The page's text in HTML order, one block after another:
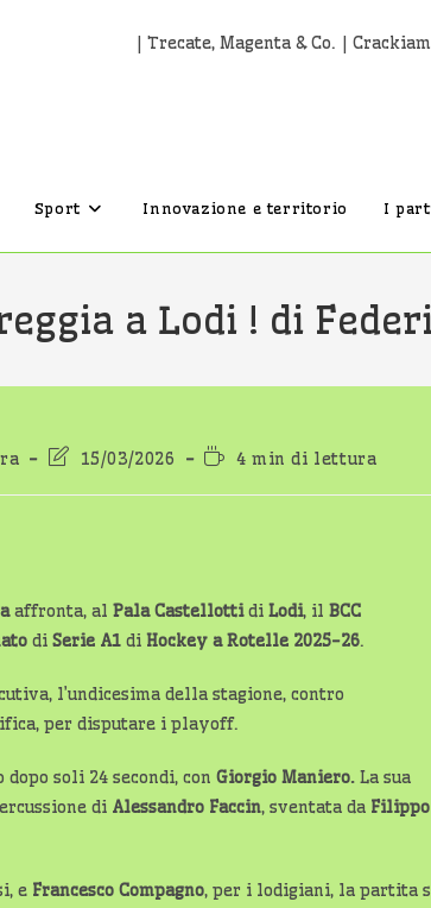
| Trecate, Magenta & Co. |
Sport Innovazione e territorio I
a Lodi ! di
Ultima
dell'articolo:
15/03/2026
Tempo
lettura:
4 min di lettura
affronta, al Pala Castellottidi Lodi, il BCC
di Serie A1 di Hockey a Rotelle 2025-26.
l’undicesima della stagione, contro
per disputare i playoff.
soli 24 secondi, con Giorgio Maniero. La sua
di Alessandro Faccin, sventata da Filippo
e Francesco Compagno, per i lodigiani, la partita